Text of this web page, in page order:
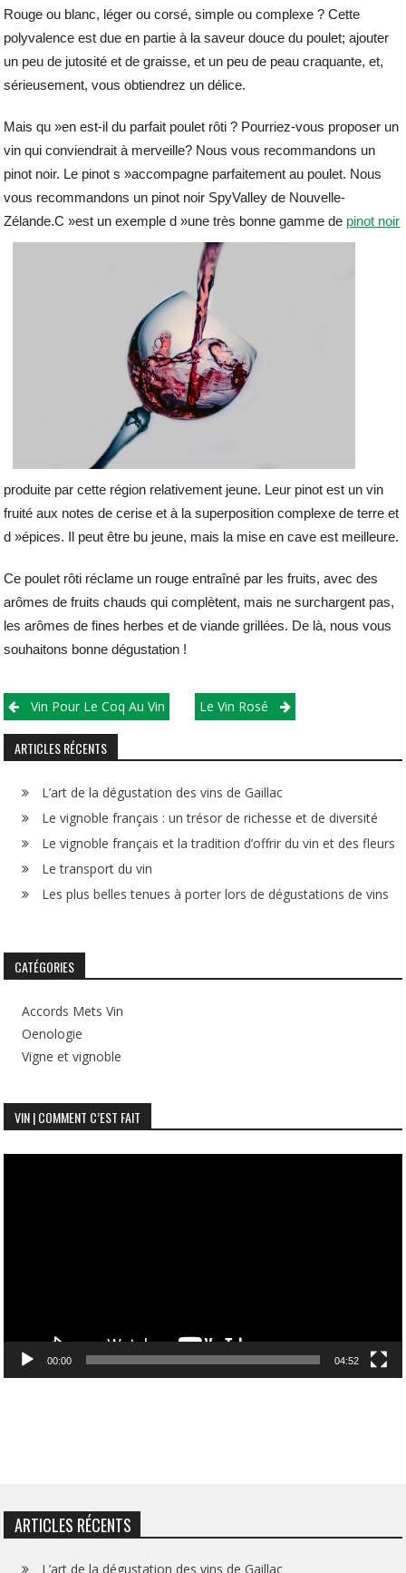
Rouge ou blanc, léger ou corsé, simple ou complexe ? Cette
polyvalence est due en partie à la saveur douce du poulet; ajouter
un peu de jutosité et de graisse, et un peu de peau craquante, et,
sérieusement, vous obtiendrez un délice.
Mais qu »en est-il du parfait poulet rôti ? Pourriez-vous proposer un
vin qui conviendrait à merveille? Nous vous recommandons un
pinot noir. Le pinot s »accompagne parfaitement au poulet. Nous
vous recommandons un pinot noir SpyValley de Nouvelle-
Zélande.C »est un exemple d »une très bonne gamme de pinot noir
produite par cette région relativement jeune. Leur pinot est un vin
fruité aux notes de cerise et à la superposition complexe de terre et
d »épices. Il peut être bu jeune, mais la mise en cave est meilleure.
Ce poulet rôti réclame un rouge entraîné par les fruits, avec des
arômes de fruits chauds qui complètent, mais ne surchargent pas,
les arômes de fines herbes et de viande grillées. De là, nous vous
souhaitons bonne dégustation !
Post
navigation
Vin Pour Le Coq Au Vin Le Vin Rosé
ARTICLES RÉCENTS
L’art de la dégustation des vins de Gaillac
Le vignoble français : un trésor de richesse et de diversité
Le vignoble français et la tradition d’offrir du vin et des fleurs
Le transport du vin
Les plus belles tenues à porter lors de dégustations de vins
CATÉGORIES
Accords Mets Vin
Oenologie
Vigne et vignoble
VIN | COMMENT C’EST FAIT
00:00 04:52
ARTICLES RÉCENTS
L’art de la dégustation des vins de Gaillac